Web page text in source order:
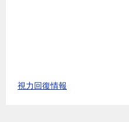
視力回復情報